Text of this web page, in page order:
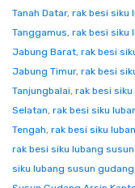
Tanah Datar, rak besi siku
Tanggamus, rak besi siku
Jabung Barat, rak besi
Jabung Timur, rak besi
Tanjungbalai, rak besi
Selatan, rak besi siku
Tengah, rak besi siku
rak besi siku lubang
siku lubang susun